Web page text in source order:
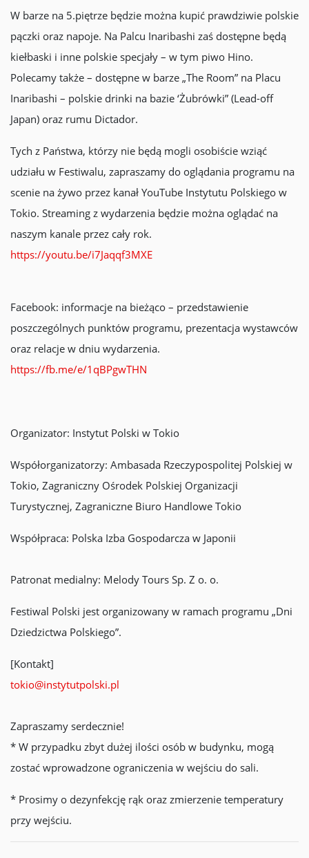
W barze na 5.piętrze będzie można kupić prawdziwie polskie
pączki oraz napoje. Na Palcu Inaribashi zaś dostępne będą
kiełbaski i inne polskie specjały – w tym piwo Hino.
Polecamy także – dostępne w barze „The Room” na Placu
Inaribashi – polskie drinki na bazie ‘Żubrówki” (Lead-off
Japan) oraz rumu Dictador.
Tych z Państwa, którzy nie będą mogli osobiście wziąć
udziału w Festiwalu, zapraszamy do oglądania programu na
scenie na żywo przez kanał YouTube Instytutu Polskiego w
Tokio. Streaming z wydarzenia będzie można oglądać na
naszym kanale przez cały rok.
https://youtu.be/i7Jaqqf3MXE
Facebook: informacje na bieżąco – przedstawienie
poszczególnych punktów programu, prezentacja wystawców
oraz relacje w dniu wydarzenia.
https://fb.me/e/1qBPgwTHN
Organizator: Instytut Polski w Tokio
Współorganizatorzy: Ambasada Rzeczypospolitej Polskiej w
Tokio, Zagraniczny Ośrodek Polskiej Organizacji
Turystycznej, Zagraniczne Biuro Handlowe Tokio
Współpraca: Polska Izba Gospodarcza w Japonii
Patronat medialny: Melody Tours Sp. Z o. o.
Festiwal Polski jest organizowany w ramach programu „Dni
Dziedzictwa Polskiego”.
[Kontakt]
tokio@instytutpolski.pl
Zapraszamy serdecznie!
* W przypadku zbyt dużej ilości osób w budynku, mogą
zostać wprowadzone ograniczenia w wejściu do sali.
* Prosimy o dezynfekcję rąk oraz zmierzenie temperatury
przy wejściu.